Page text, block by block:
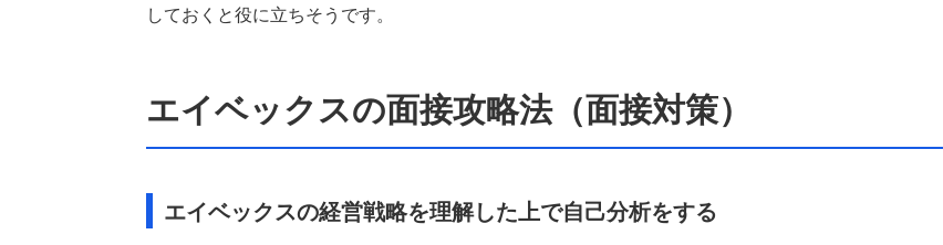
しておくと役に立ちそうです。
エイベックスの面接攻略法（面接対策）
エイベックスの経営戦略を理解した上で自己分析をする